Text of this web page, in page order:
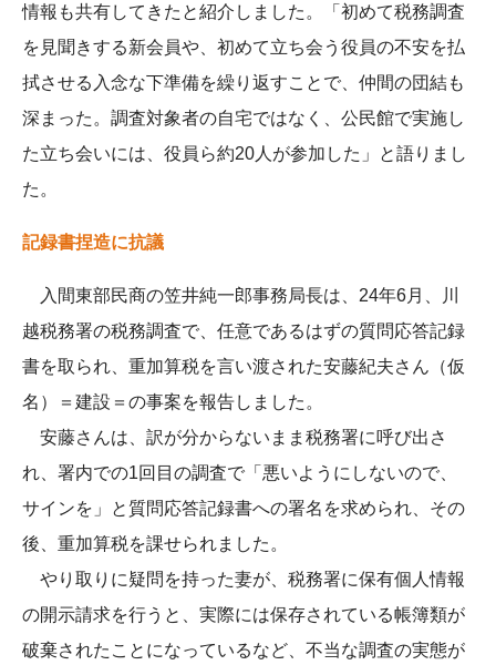
情報も共有してきたと紹介しました。「初めて税務調査
を見聞きする新会員や、初めて立ち会う役員の不安を払
拭させる入念な下準備を繰り返すことで、仲間の団結も
深まった。調査対象者の自宅ではなく、公民館で実施し
た立ち会いには、役員ら約20人が参加した」と語りまし
た。
記録書捏造に抗議
入間東部民商の笠井純一郎事務局長は、24年6月、川
越税務署の税務調査で、任意であるはずの質問応答記録
書を取られ、重加算税を言い渡された安藤紀夫さん（仮
名）＝建設＝の事案を報告しました。
安藤さんは、訳が分からないまま税務署に呼び出さ
れ、署内での1回目の調査で「悪いようにしないので、
サインを」と質問応答記録書への署名を求められ、その
後、重加算税を課せられました。
やり取りに疑問を持った妻が、税務署に保有個人情報
の開示請求を行うと、実際には保存されている帳簿類が
破棄されたことになっているなど、不当な調査の実態が